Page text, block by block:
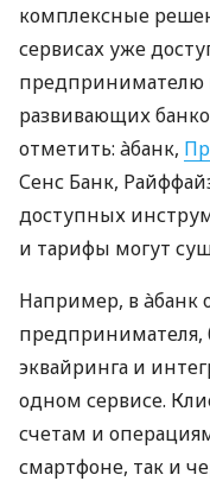
комплексные
сервисах уже
предпринимателю
развивающих
отметить: àбанк,
Сенс Банк,
доступных
и тарифы могут
Например, в àбанк
предпринимателя,
эквайринга и
одном сервисе.
счетам и
смартфоне, так и